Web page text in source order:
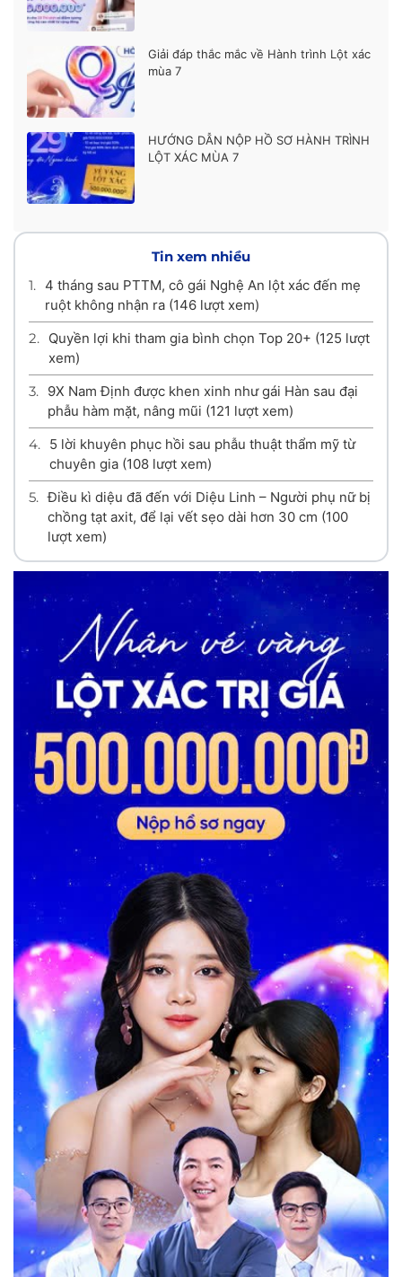
Giải đáp thắc mắc về Hành trình Lột xác
mùa 7
HƯỚNG DẪN NỘP HỒ SƠ HÀNH TRÌNH
LỘT XÁC MÙA 7
Tin xem nhiều
1.
4 tháng sau PTTM, cô gái Nghệ An lột xác đến mẹ
ruột không nhận ra (146 lượt xem)
2.
Quyền lợi khi tham gia bình chọn Top 20+ (125 lượt
xem)
3.
9X Nam Định được khen xinh như gái Hàn sau đại
phẫu hàm mặt, nâng mũi (121 lượt xem)
4.
5 lời khuyên phục hồi sau phẫu thuật thẩm mỹ từ
chuyên gia (108 lượt xem)
5. Điều kì diệu đã đến với Diệu Linh – Người phụ nữ bị
chồng tạt axit, để lại vết sẹo dài hơn 30 cm (100
lượt xem)